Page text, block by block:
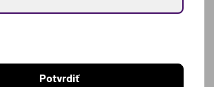
Potvrdiť